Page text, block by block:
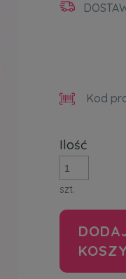
Kod
Ilość
szt.